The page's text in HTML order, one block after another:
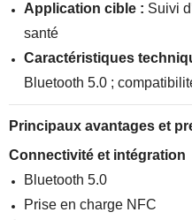
Application cible : Suivi
santé
Caractéristiques
Bluetooth 5.0 ;
Principaux avantages et
Connectivité et intégration
Bluetooth 5.0
Prise en charge NFC